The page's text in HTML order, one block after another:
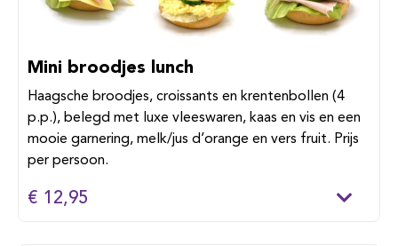
Mini broodjes lunch
Haagsche broodjes, croissants en krentenbollen (4
p.p.), belegd met luxe vleeswaren, kaas en vis en een
mooie garnering, melk/jus d’orange en vers fruit. Prijs
per persoon.
€ 12,95